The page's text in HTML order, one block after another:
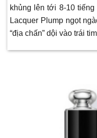
khủng lên tới 8-10
Lacquer Plump ngọt
“địa chấn” dội vào trái